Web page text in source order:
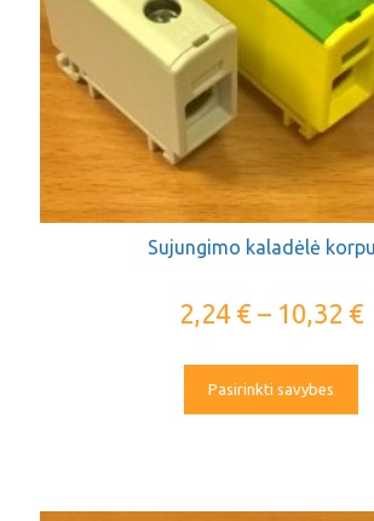
Sujungimo kaladėlė
2,24 €– 10,32 €
Pasirinkti savybes